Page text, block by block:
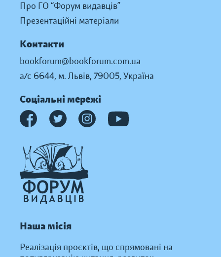
Про ГО “Форум видавців”
Презентаційні матеріали
Контакти
bookforum@bookforum.com.ua
а/с 6644, м. Львів, 79005, Україна
Соціальні мережі
Наша місія
Реалізація проєктів, що спрямовані на